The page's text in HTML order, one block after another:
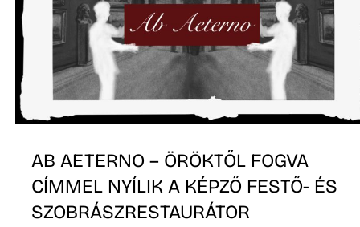
AB AETERNO – ÖRÖKTŐL FOGVA
CÍMMEL NYÍLIK A KÉPZŐ FESTŐ- ÉS
SZOBRÁSZRESTAURÁTOR